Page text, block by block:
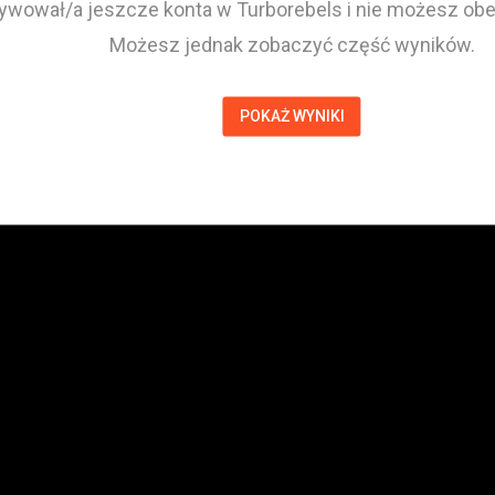
a jeszcze konta w Turborebels i nie możesz
Możesz jednak zobaczyć część wyników.
POKAŻ WYNIKI
Michał Oleś